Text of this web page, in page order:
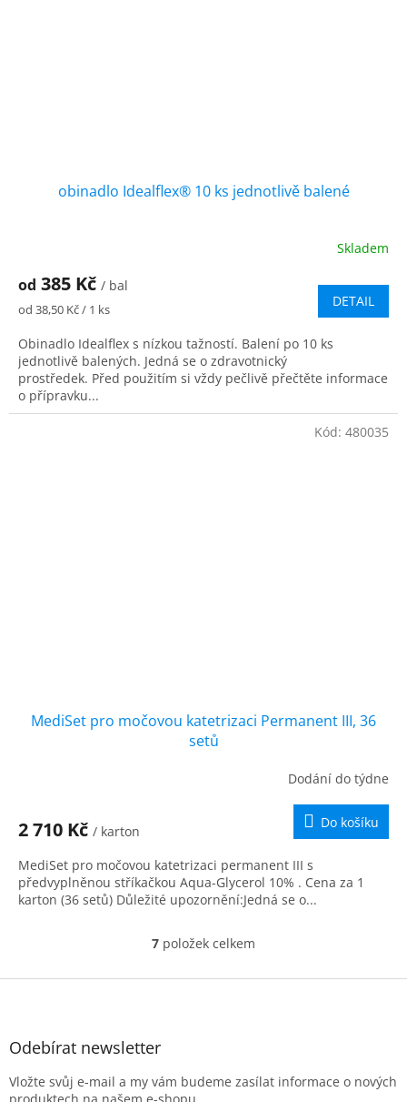
obinadlo Idealflex® 10 ks jednotlivě balené
Skladem
od 385 Kč / bal
Měrná
od 38,50 Kč / 1 ks DETAIL
Obinadlo Idealflex s nízkou tažností. Balení po 10 ks
jednotlivě balených. Jedná se o zdravotnický
prostředek. Před použitím si vždy pečlivě přečtěte informace
o přípravku...
MediSet pro močovou katetrizaci Permanent III, 36
setů
Dodání do týdne
2 710 Kč / karton
Do košíku
MediSet pro močovou katetrizaci permanent III s
předvyplněnou stříkačkou Aqua-Glycerol 10% . Cena za 1
karton (36 setů) Důležité upozornění:Jedná se o...
Kód: 480035
O
l
í
p
7 položek celkem
Z
Odebírat newsletter
Vložte svůj e-mail a my vám budeme zasílat informace o nových